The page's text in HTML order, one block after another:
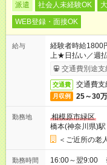
派遣 社会人未経験OK
WEB登録・面接OK
給与
経験者時給1800
上★日払い／週
は手続き完了次
交通費別途支
交通費 交通費
月収例 25～30
勤務地
相模原市緑区
橋本(神奈川県)駅
＜ご近所の老
勤務時間
16:00～翌9:00 ※残業なし！ ※Wワ